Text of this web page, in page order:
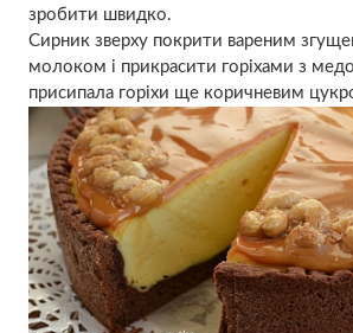
зробити швидко.
Сирник зверху покрити вареним
молоком і прикрасити горіхами з
присипала горіхи ще коричневим